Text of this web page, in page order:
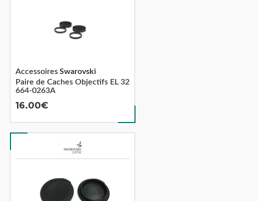
Paire de Caches Objectifs EL 32
664-0263A
AccessoiresSwarovski
16.00